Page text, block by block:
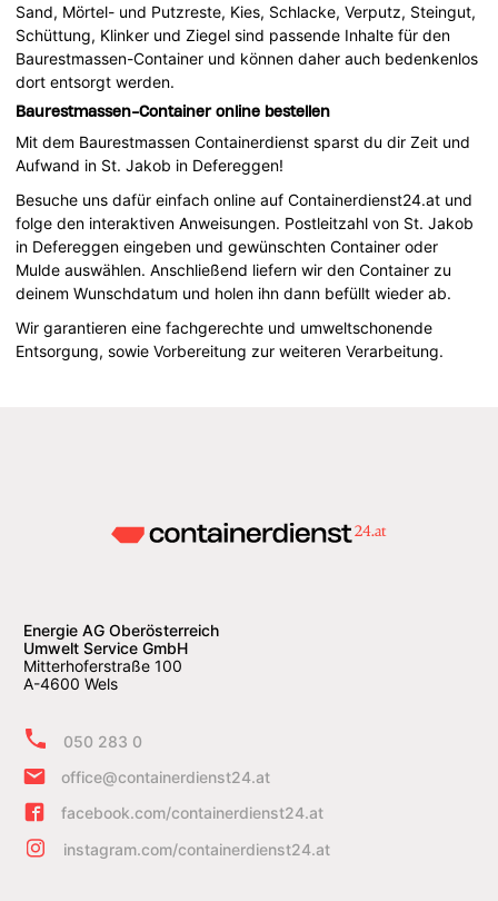
Sand, Mörtel- und Putzreste, Kies, Schlacke, Verputz, Steingut,
Schüttung, Klinker und Ziegel sind passende Inhalte für den
Baurestmassen-Container und können daher auch bedenkenlos
dort entsorgt werden.
Baurestmassen-Container online bestellen
Mit dem Baurestmassen Containerdienst sparst du dir Zeit und
Aufwand in St. Jakob in Defereggen!
Besuche uns dafür einfach online auf Containerdienst24.at und
folge den interaktiven Anweisungen. Postleitzahl von St. Jakob
in Defereggen eingeben und gewünschten Container oder
Mulde auswählen. Anschließend liefern wir den Container zu
deinem Wunschdatum und holen ihn dann befüllt wieder ab.
Wir garantieren eine fachgerechte und umweltschonende
Entsorgung, sowie Vorbereitung zur weiteren Verarbeitung.
Energie AG Oberösterreich
Umwelt Service GmbH
Mitterhoferstraße 100
A-4600 Wels
050 283 0
office@containerdienst24.at
facebook.com/containerdienst24.at
instagram.com/containerdienst24.at